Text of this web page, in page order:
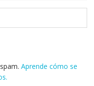
Aprende cómo se